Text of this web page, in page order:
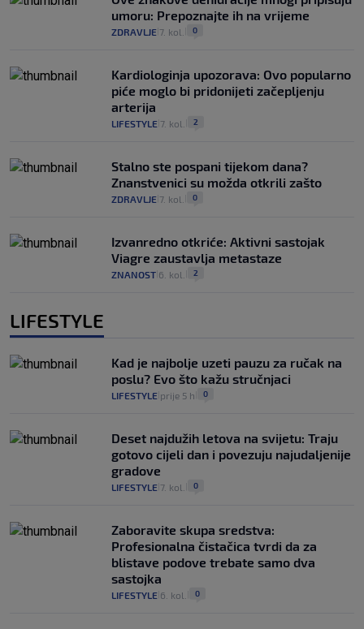
umoru: Prepoznajte ih na vrijeme
ZDRAVLJE 7. kol. 0
Kardiologinja upozorava: Ovo popularno
piće moglo bi pridonijeti začepljenju
arterija
LIFESTYLE 7. kol. 2
Stalno ste pospani tijekom dana?
Znanstvenici su možda otkrili zašto
ZDRAVLJE 7. kol. 0
Izvanredno otkriće: Aktivni sastojak
Viagre zaustavlja metastaze
ZNANOST 6. kol. 2
LIFESTYLE
Kad je najbolje uzeti pauzu za ručak na
poslu? Evo što kažu stručnjaci
LIFESTYLE prije 5 h 0
Deset najdužih letova na svijetu: Traju
gotovo cijeli dan i povezuju najudaljenije
gradove
LIFESTYLE 7. kol. 0
Zaboravite skupa sredstva:
Profesionalna čistačica tvrdi da za
blistave podove trebate samo dva
sastojka
LIFESTYLE 6. kol. 0